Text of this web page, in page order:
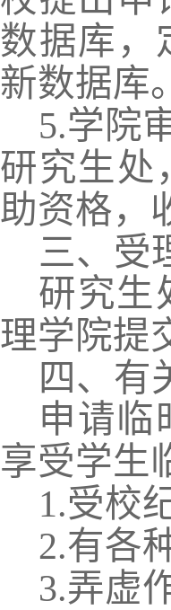
数据库，
新数据库。
5.学院
研究生处
助资格，
三、受
研究生
理学院提
四、有
申请临
享受学生
1.受校
2.有各
3.弄虚